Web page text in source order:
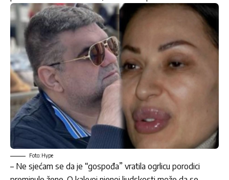
Foto: Hype
– Ne sjećam se da je “gospođa” vratila ogrlicu porodici